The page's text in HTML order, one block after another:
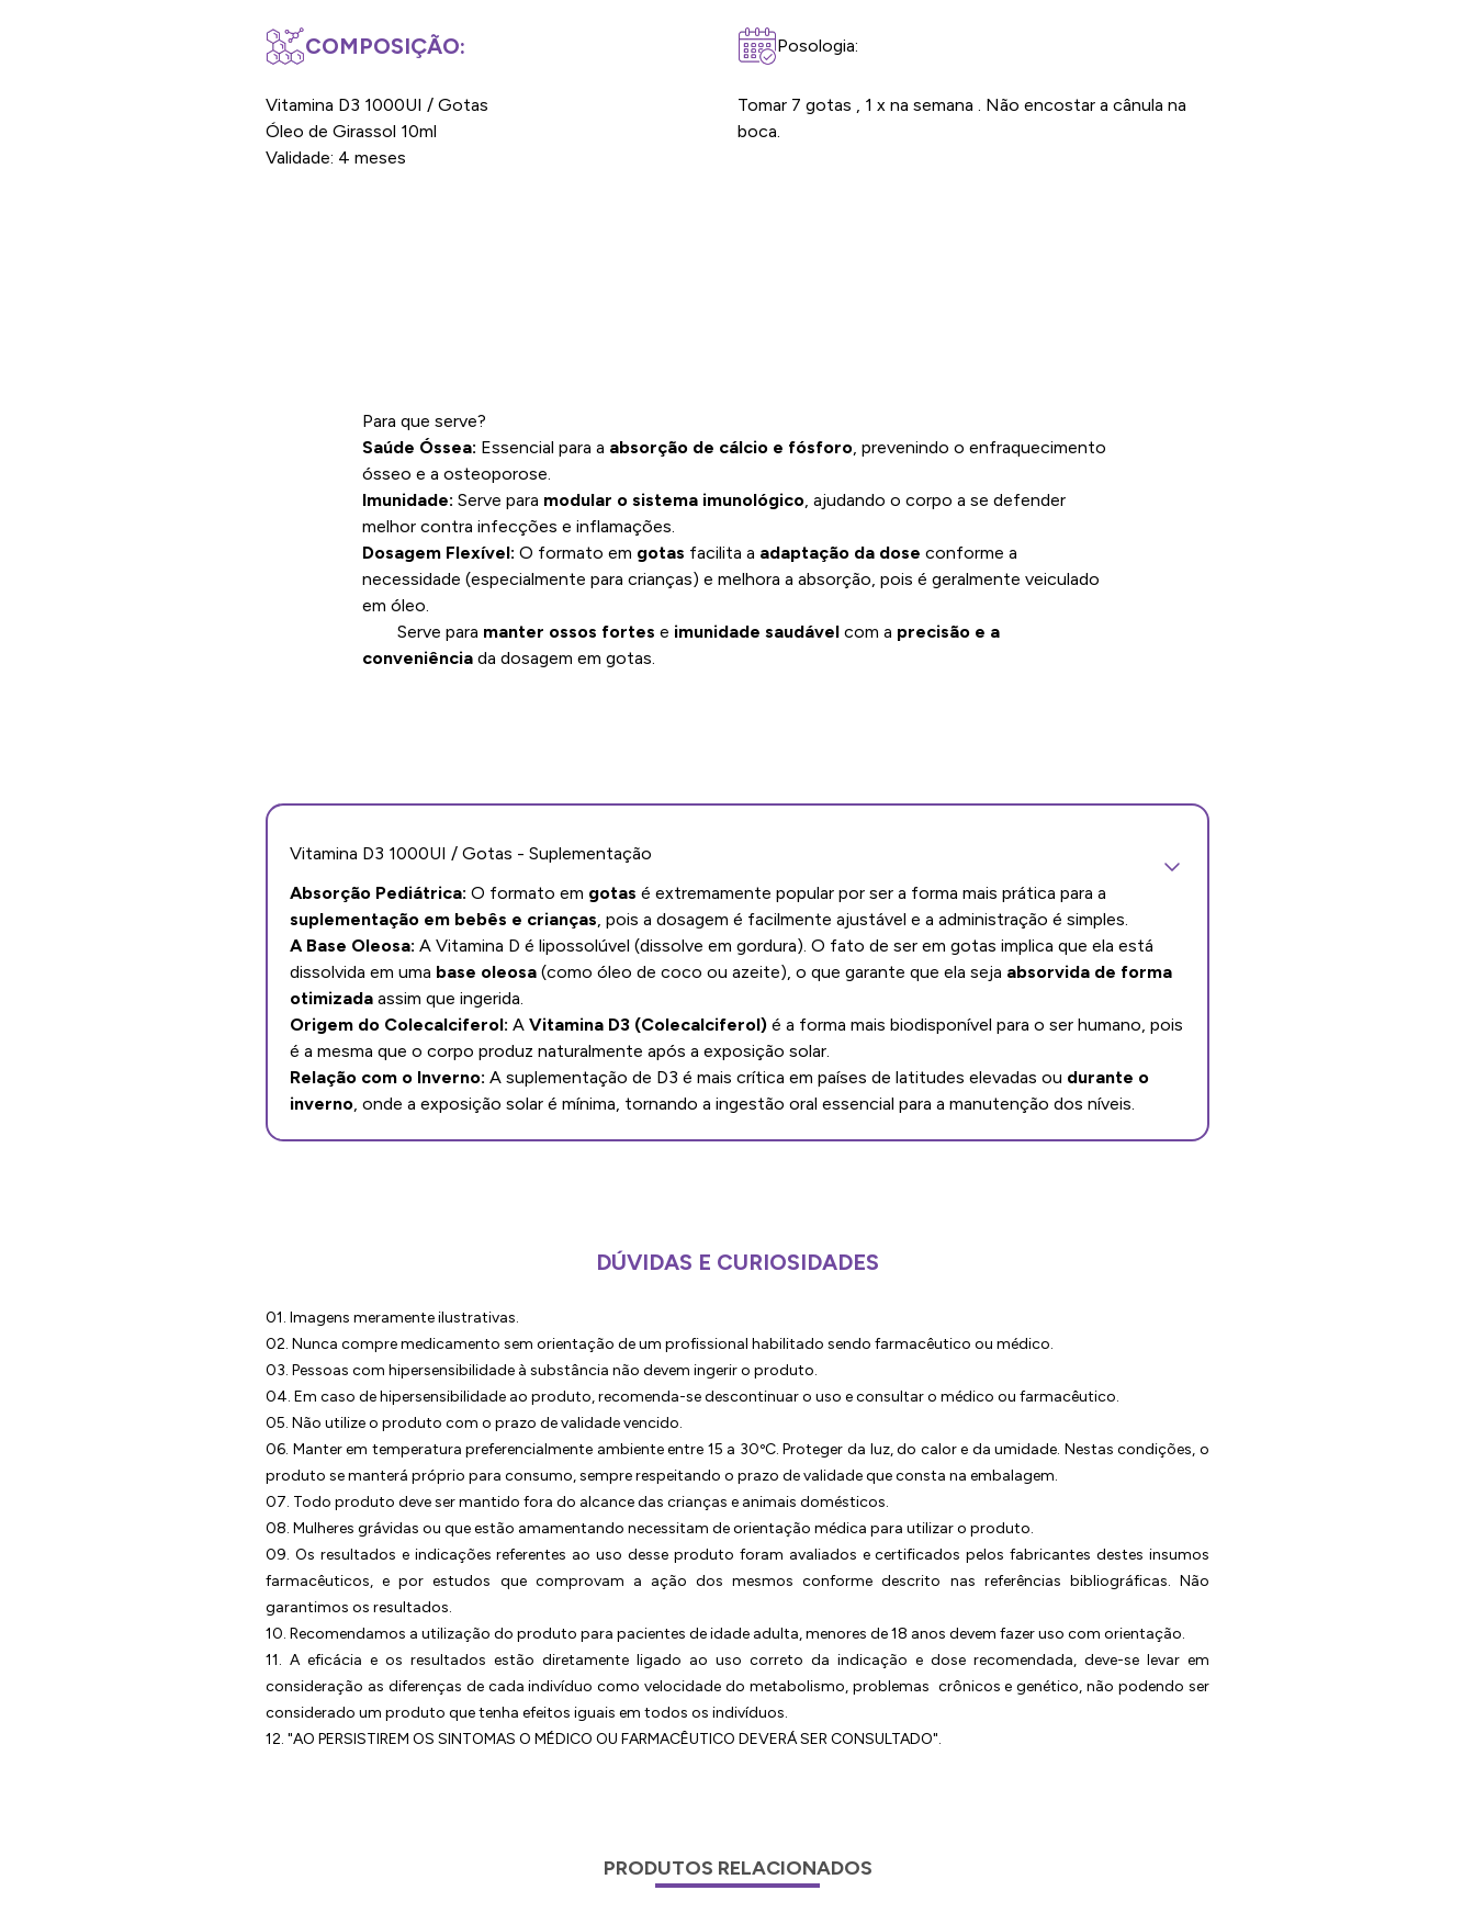
COMPOSIÇÃO:
Vitamina D3 1000UI / Gotas
Óleo de Girassol 10ml
Validade: 4 meses
Posologia:
Tomar 7 gotas , 1 x na semana . Não encostar a cânula na
boca.
Para que serve?
Saúde Óssea: Essencial para a absorção de cálcio e fósforo, prevenindo o enfraquecimento
ósseo e a osteoporose.
Imunidade: Serve para modular o sistema imunológico, ajudando o corpo a se defender
melhor contra infecções e inflamações.
Dosagem Flexível: O formato em gotas facilita a adaptação da dose conforme a
necessidade (especialmente para crianças) e melhora a absorção, pois é geralmente veiculado
em óleo.
Serve para manter ossos fortes e imunidade saudável com a precisão e a
conveniência da dosagem em gotas.
Vitamina D3 1000UI / Gotas - Suplementação
Absorção Pediátrica: O formato em gotas é extremamente popular por ser a forma mais prática para a
suplementação em bebês e crianças, pois a dosagem é facilmente ajustável e a administração é simples.
A Base Oleosa: A Vitamina D é lipossolúvel (dissolve em gordura). O fato de ser em gotas implica que ela está
dissolvida em uma base oleosa (como óleo de coco ou azeite), o que garante que ela seja absorvida de forma
otimizada assim que ingerida.
Origem do Colecalciferol: A Vitamina D3 (Colecalciferol) é a forma mais biodisponível para o ser humano, pois
é a mesma que o corpo produz naturalmente após a exposição solar.
Relação com o Inverno: A suplementação de D3 é mais crítica em países de latitudes elevadas ou durante o
inverno, onde a exposição solar é mínima, tornando a ingestão oral essencial para a manutenção dos níveis.
DÚVIDAS E CURIOSIDADES
01. Imagens meramente ilustrativas.
02. Nunca compre medicamento sem orientação de um profissional habilitado sendo farmacêutico ou médico.
03. Pessoas com hipersensibilidade à substância não devem ingerir o produto.
04. Em caso de hipersensibilidade ao produto, recomenda-se descontinuar o uso e consultar o médico ou farmacêutico.
05. Não utilize o produto com o prazo de validade vencido.
06. Manter em temperatura preferencialmente ambiente entre 15 a 30ºC. Proteger da luz, do calor e da umidade. Nestas condições, o
produto se manterá próprio para consumo, sempre respeitando o prazo de validade que consta na embalagem.
07. Todo produto deve ser mantido fora do alcance das crianças e animais domésticos.
08. Mulheres grávidas ou que estão amamentando necessitam de orientação médica para utilizar o produto.
09. Os resultados e indicações referentes ao uso desse produto foram avaliados e certificados pelos fabricantes destes insumos
farmacêuticos, e por estudos que comprovam a ação dos mesmos conforme descrito nas referências bibliográficas. Não
garantimos os resultados.
10. Recomendamos a utilização do produto para pacientes de idade adulta, menores de 18 anos devem fazer uso com orientação.
11. A eficácia e os resultados estão diretamente ligado ao uso correto da indicação e dose recomendada, deve-se levar em
consideração as diferenças de cada indivíduo como velocidade do metabolismo, problemas crônicos e genético, não podendo ser
considerado um produto que tenha efeitos iguais em todos os indivíduos.
12. "AO PERSISTIREM OS SINTOMAS O MÉDICO OU FARMACÊUTICO DEVERÁ SER CONSULTADO".
PRODUTOS RELACIONADOS